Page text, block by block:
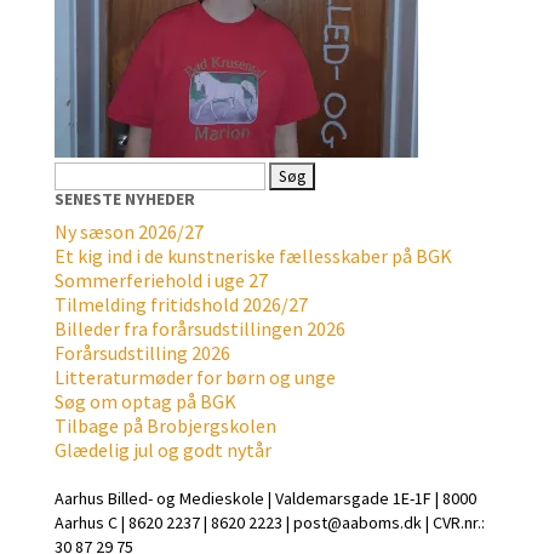
efter:
SENESTE NYHEDER
Ny sæson 2026/27
Et kig ind i de kunstneriske fællesskaber på BGK
Sommerferiehold i uge 27
Tilmelding fritidshold 2026/27
Billeder fra forårsudstillingen 2026
Forårsudstilling 2026
Litteraturmøder for børn og unge
Søg om optag på BGK
Tilbage på Brobjergskolen
Glædelig jul og godt nytår
Aarhus Billed- og Medieskole | Valdemarsgade 1E-1F | 8000
Aarhus C | 8620 2237 | 8620 2223 | post@aaboms.dk | CVR.nr.:
30 87 29 75